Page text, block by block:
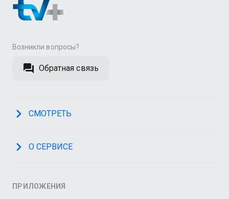
Возникли вопросы?
Обратная связь
СМОТРЕТЬ
О СЕРВИСЕ
ПРИЛОЖЕНИЯ